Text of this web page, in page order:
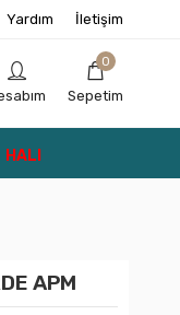
Yardım İletişim
0
Sepetim
HALI
APM